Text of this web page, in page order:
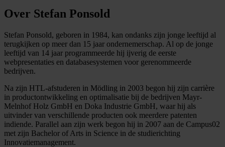
Over Stefan Ponsold
Stefan Ponsold, geboren in 1984, kan ondanks zijn jonge leeftijd al
terugkijken op meer dan 15 jaar ondernemerschap. Al op de jonge
leeftijd van 14 jaar programmeerde hij ijverig de eerste
webpresentaties en databasesystemen voor gerenommeerde
bedrijven.
Na zijn HTL-afstuderen in Mödling in 2003 begon hij zijn carrière
in productontwikkeling en optimalisatie bij de bedrijven Mayr-
Melnhof Holz GmbH en Doka Industrie GmbH, waar hij als
uitvinder van verschillende producten ook meerdere patenten
indiende. Parallel aan zijn werk begon hij in 2007 aan de Campus02
met zijn Bachelor of Arts in Science in de studierichting
Innovatiemanagement.